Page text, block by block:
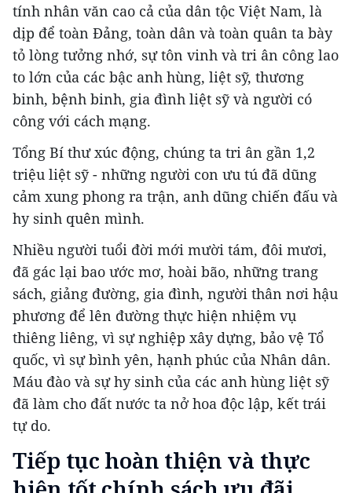
tính nhân văn cao cả của dân tộc Việt Nam, là
dịp để toàn Đảng, toàn dân và toàn quân ta bày
tỏ lòng tưởng nhớ, sự tôn vinh và tri ân công lao
to lớn của các bậc anh hùng, liệt sỹ, thương
binh, bệnh binh, gia đình liệt sỹ và người có
công với cách mạng.
Tổng Bí thư xúc động, chúng ta tri ân gần 1,2
triệu liệt sỹ - những người con ưu tú đã dũng
cảm xung phong ra trận, anh dũng chiến đấu và
hy sinh quên mình.
Nhiều người tuổi đời mới mười tám, đôi mươi,
đã gác lại bao ước mơ, hoài bão, những trang
sách, giảng đường, gia đình, người thân nơi hậu
phương để lên đường thực hiện nhiệm vụ
thiêng liêng, vì sự nghiệp xây dựng, bảo vệ Tổ
quốc, vì sự bình yên, hạnh phúc của Nhân dân.
Máu đào và sự hy sinh của các anh hùng liệt sỹ
đã làm cho đất nước ta nở hoa độc lập, kết trái
tự do.
Tiếp tục hoàn thiện và thực